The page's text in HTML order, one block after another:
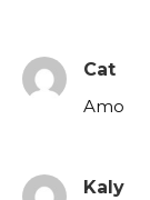
Cat
Amo
Kaly